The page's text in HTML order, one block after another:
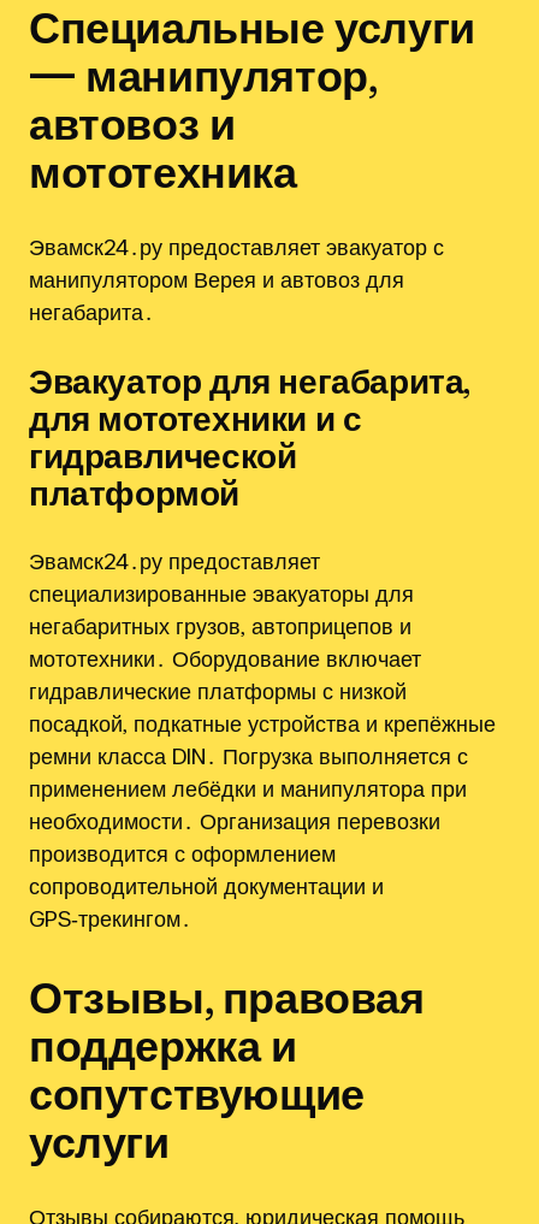
Специальные услуги
— манипулятор‚
автовоз и
мототехника
Эвамск24․ру предоставляет эвакуатор с
манипулятором Верея и автовоз для
негабарита․
Эвакуатор для негабарита‚
для мототехники и с
гидравлической
платформой
Эвамск24․ру предоставляет
специализированные эвакуаторы для
негабаритных грузов‚ автоприцепов и
мототехники․ Оборудование включает
гидравлические платформы с низкой
посадкой‚ подкатные устройства и крепёжные
ремни класса DIN․ Погрузка выполняется с
применением лебёдки и манипулятора при
необходимости․ Организация перевозки
производится с оформлением
сопроводительной документации и
GPS‑трекингом․
Отзывы‚ правовая
поддержка и
сопутствующие
услуги
Отзывы собираются‚ юридическая помощь